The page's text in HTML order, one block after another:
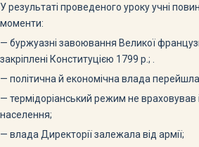
У результаті проведеного уроку учні
моменти:
— буржуазні завоювання Великої
закріплені Конституцією 1799 р.; .
— політична й економічна влада перейшла
— термідоріанський режим не враховував
населення;
— влада Директорії залежала від армії;